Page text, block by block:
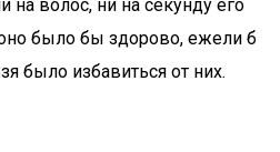
на волос, ни на секунду его
было бы здорово, ежели б
было избавиться от них.